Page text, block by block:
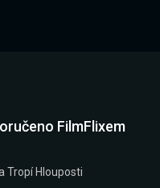
FilmFlixem
Tropí Hlouposti